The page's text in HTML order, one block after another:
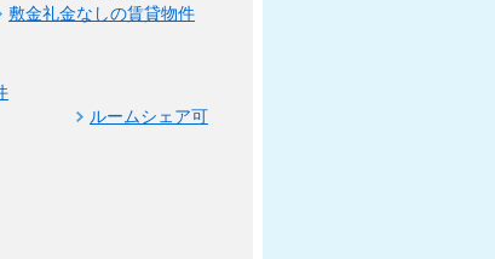
敷金礼金なしの賃貸物件
ルームシェア可